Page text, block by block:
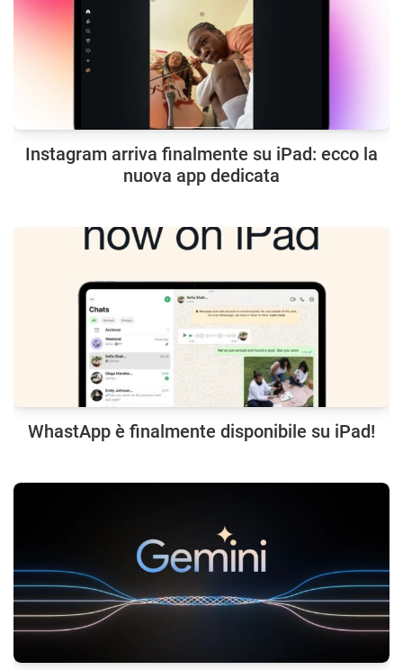
Instagram arriva finalmente su iPad: ecco la
nuova app dedicata
WhastApp è finalmente disponibile su iPad!